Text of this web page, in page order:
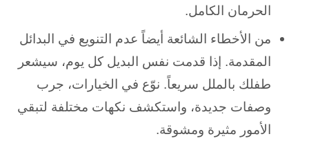
الحرمان الكامل.
من الأخطاء الشائعة أيضاً عدم التنويع في البدائل
المقدمة. إذا قدمت نفس البديل كل يوم، سيشعر
طفلك بالملل سريعاً. نوّع في الخيارات، جرب
وصفات جديدة، واستكشف نكهات مختلفة لتبقي
الأمور مثيرة ومشوقة.